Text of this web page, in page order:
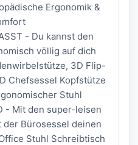
Ergonomik &
- Du kannst den
völlig auf dich
3D Flip-
Chefsessel Kopfstütze
Stuhl
- Mit den super-leisen
der Bürosessel deinen
Stuhl Schreibtisch